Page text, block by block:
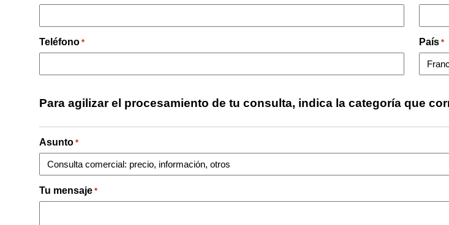
Teléfono * País *
Para agilizar el procesamiento de tu consulta, indica la categoría que
Asunto *
Tu mensaje *